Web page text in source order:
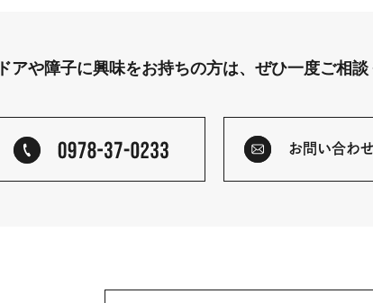
ドアや障子に興味をお持ちの方は、 ぜひ一度ご相談
お問い合わせ